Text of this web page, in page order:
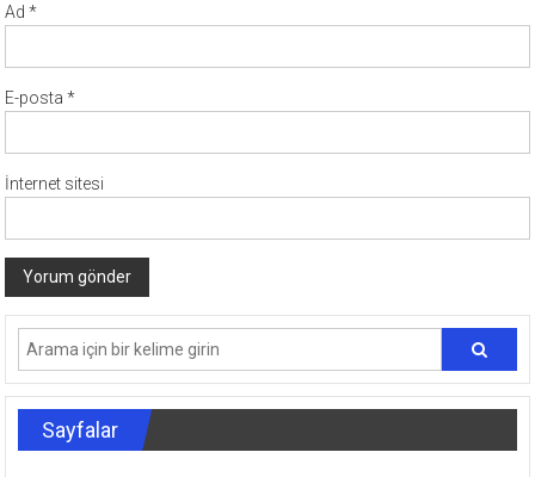
Ad*
E-posta*
İnternet sitesi
Sayfalar